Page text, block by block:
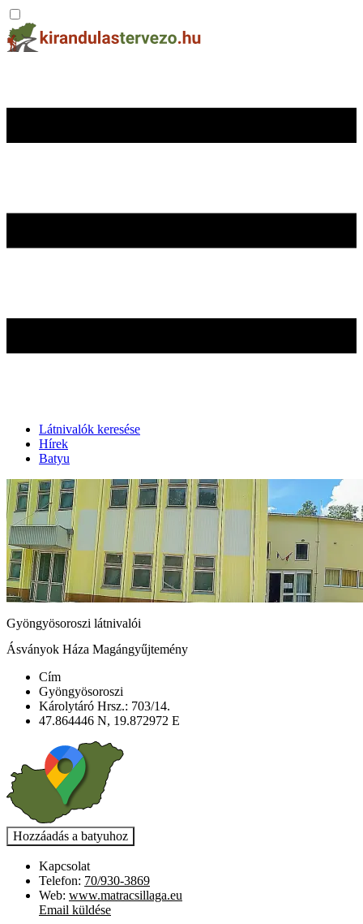
Látnivalók keresése
Hírek
Batyu
Gyöngyösoroszi látnivalói
Ásványok Háza Magángyűjtemény
Cím
Gyöngyösoroszi
Károlytáró Hrsz.: 703/14.
47.864446 N, 19.872972 E
Kapcsolat
Telefon: 70/930-3869
Web: www.matracsillaga.eu
Email küldése